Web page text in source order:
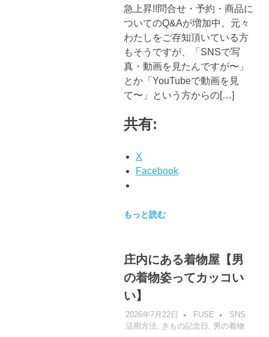
急上昇!!問合せ・予約・商品に
ついてのQ&Aが増加中。元々
わたしをご存知頂いている方
もそうですが、「SNSで写
真・動画を見たんですが〜」
とか「YouTubeで動画を見
て〜」という方からの[…]
共有:
X
Facebook
もっと読む
庄内にある着物屋【男
の着物姿ってカッコい
い】
2026年7月22日 FUSE
SNS
活用方法, きもの記念日 男の着物